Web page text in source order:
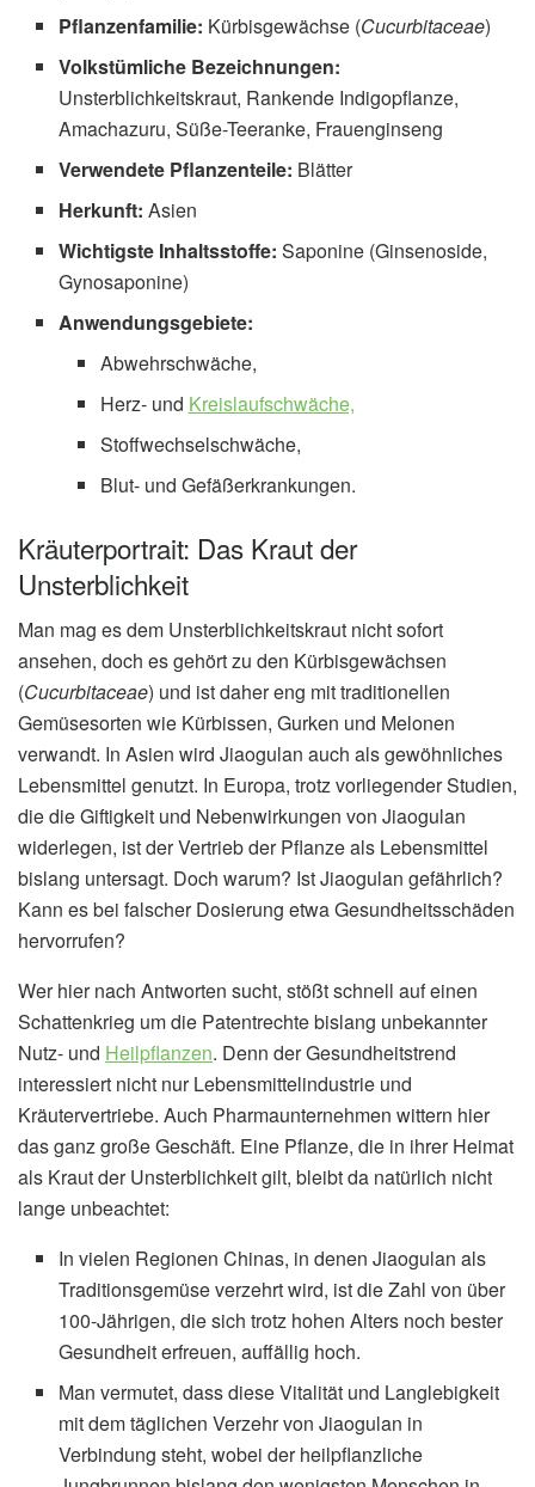
Pflanzenfamilie: Kürbisgewächse (Cucurbitaceae)
Volkstümliche Bezeichnungen:
Unsterblichkeitskraut, Rankende Indigopflanze,
Amachazuru, Süße-Teeranke, Frauenginseng
Verwendete Pflanzenteile: Blätter
Herkunft: Asien
Wichtigste Inhaltsstoffe: Saponine (Ginsenoside,
Gynosaponine)
Anwendungsgebiete:
Abwehrschwäche,
Herz- und Kreislaufschwäche,
Stoffwechselschwäche,
Blut- und Gefäßerkrankungen.
Kräuterportrait: Das Kraut der
Unsterblichkeit
Man mag es dem Unsterblichkeitskraut nicht sofort
ansehen, doch es gehört zu den Kürbisgewächsen
(Cucurbitaceae) und ist daher eng mit traditionellen
Gemüsesorten wie Kürbissen, Gurken und Melonen
verwandt. In Asien wird Jiaogulan auch als gewöhnliches
Lebensmittel genutzt. In Europa, trotz vorliegender Studien,
die die Giftigkeit und Nebenwirkungen von Jiaogulan
widerlegen, ist der Vertrieb der Pflanze als Lebensmittel
bislang untersagt. Doch warum? Ist Jiaogulan gefährlich?
Kann es bei falscher Dosierung etwa Gesundheitsschäden
hervorrufen?
Wer hier nach Antworten sucht, stößt schnell auf einen
Schattenkrieg um die Patentrechte bislang unbekannter
Nutz- und Heilpflanzen. Denn der Gesundheitstrend
interessiert nicht nur Lebensmittelindustrie und
Kräutervertriebe. Auch Pharmaunternehmen wittern hier
das ganz große Geschäft. Eine Pflanze, die in ihrer Heimat
als Kraut der Unsterblichkeit gilt, bleibt da natürlich nicht
lange unbeachtet:
In vielen Regionen Chinas, in denen Jiaogulan als
Traditionsgemüse verzehrt wird, ist die Zahl von über
100-Jährigen, die sich trotz hohen Alters noch bester
Gesundheit erfreuen, auffällig hoch.
Man vermutet, dass diese Vitalität und Langlebigkeit
mit dem täglichen Verzehr von Jiaogulan in
Verbindung steht, wobei der heilpflanzliche